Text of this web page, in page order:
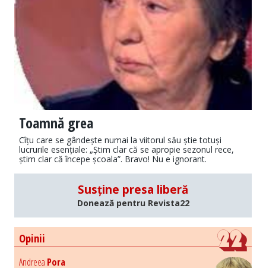
Toamnă grea
Cîțu care se gândește numai la viitorul său știe totuși
lucrurile esențiale: „Știm clar că se apropie sezonul rece,
știm clar că începe școala”. Bravo! Nu e ignorant.
Susține presa liberă
Donează pentru Revista22
Opinii
Andreea Pora